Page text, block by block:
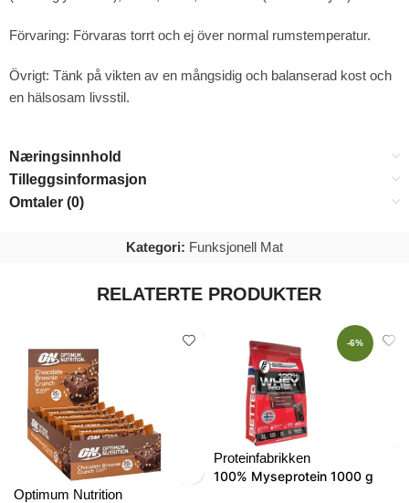
Förvaring: Förvaras torrt och ej över normal rumstemperatur.
Övrigt: Tänk på vikten av en mångsidig och balanserad kost och
en hälsosam livsstil.
Næringsinnhold
Tilleggsinformasjon
Omtaler (0)
Kategori: Funksjonell Mat
RELATERTE PRODUKTER
Optimum Nutrition
-6%
Proteinfabrikken
100% Myseprotein 1000 g